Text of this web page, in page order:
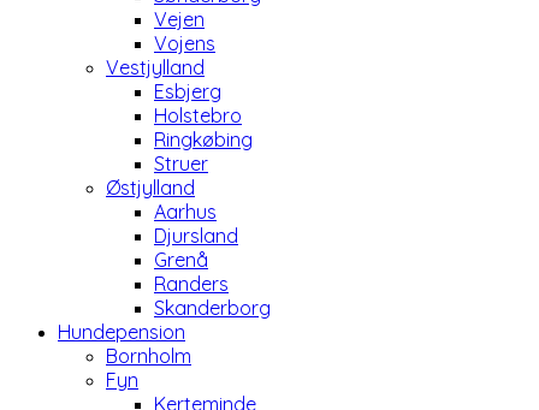
Vejen
Vojens
Vestjylland
Esbjerg
Holstebro
Ringkøbing
Struer
Østjylland
Aarhus
Djursland
Grenå
Randers
Skanderborg
Hundepension
Bornholm
Fyn
Kerteminde